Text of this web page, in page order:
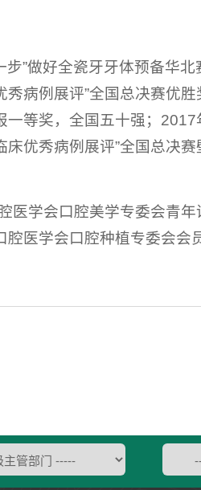
”做好全瓷牙牙体预备华
病例展评”全国总决赛优
一等奖，全国五十强；
优秀病例展评”全国总决
医学会口腔美学专委会青
医学会口腔种植专委会会